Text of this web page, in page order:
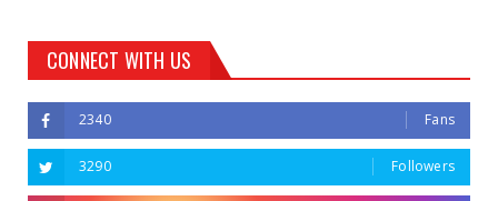
CONNECT WITH US
2340 Fans
3290 Followers